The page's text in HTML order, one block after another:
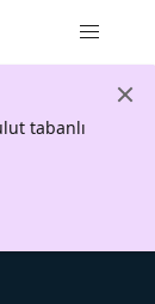
tabanlı